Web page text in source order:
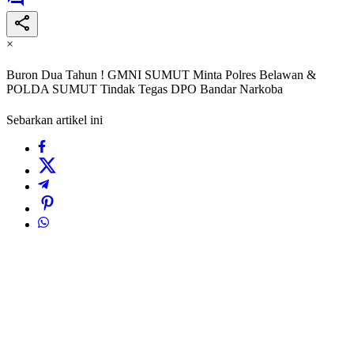
×
Buron Dua Tahun ! GMNI SUMUT Minta Polres Belawan &
POLDA SUMUT Tindak Tegas DPO Bandar Narkoba
Sebarkan artikel ini